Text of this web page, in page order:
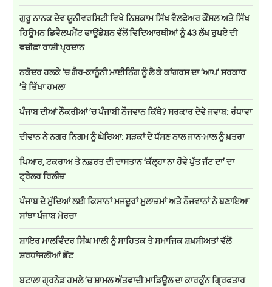
ਗੁਰੂ ਨਾਨਕ ਦੇਵ ਯੂਨੀਵਰਸਿਟੀ ਵਿਖੇ ਨਿਸ਼ਕਾਮ ਸਿੱਖ ਵੈਲਫੇਅਰ ਕੌਂਸਲ ਅਤੇ ਸਿੱਖ
ਹਿਊਮਨ ਡਿਵੈਲਪਮੈਂਟ ਫਾਊਂਡੇਸ਼ਨ ਵੱਲੋਂ ਵਿਦਿਆਰਥੀਆਂ ਨੂੰ 43 ਲੱਖ ਰੁਪਏ ਦੀ
ਵਜ਼ੀਫ਼ਾ ਰਾਸ਼ੀ ਪ੍ਰਦਾਨ
ਨਕੋਦਰ ਹਲਕੇ ’ਚ ਗੈਰ-ਕਾਨੂੰਨੀ ਮਾਈਨਿੰਗ ਨੂੰ ਲੈ ਕੇ ਕਾਂਗਰਸ ਦਾ ‘ਆਪ’ ਸਰਕਾਰ
’ਤੇ ਤਿੱਖਾ ਹਮਲਾ
ਪੰਜਾਬ ਦੀਆਂ ਨੌਕਰੀਆਂ ’ਚ ਪੰਜਾਬੀ ਨੌਜਵਾਨ ਕਿੱਥੇ? ਸਰਕਾਰ ਦੇਵੇ ਜਵਾਬ: ਰੰਧਾਵਾ
ਦੀਵਾਨ ਨੇ ਨਗਰ ਨਿਗਮ ਨੂੰ ਘੇਰਿਆ: ਸੜਕਾਂ ਦੇ ਧੱਸਣ ਨਾਲ ਜਾਨ-ਮਾਲ ਨੂੰ ਖ਼ਤਰਾ
ਪਿਆਰ, ਟਕਰਾਅ ਤੇ ਨਫ਼ਰਤ ਦੀ ਦਾਸਤਾਨ ‘ਕੱਲ੍ਹਾ ਨਾ ਹੋਵੇ ਪੁੱਤ ਜੱਟ ਦਾ’ ਦਾ
ਟ੍ਰੇਲਰ ਰਿਲੀਜ਼
ਪੰਜਾਬ ਦੇ ਮੁੱਦਿਆਂ ਲਈ ਕਿਸਾਨਾਂ ਮਜਦੂਰਾਂ ਮੁਲਾਜ਼ਮਾਂ ਅਤੇ ਨੌਜਵਾਨਾਂ ਨੇ ਬਣਾਇਆ
ਸਾਂਝਾ ਪੰਜਾਬ ਮੋਰਚਾ
ਸ਼ਾਇਰ ਮਾਲਵਿੰਦਰ ਸਿੰਘ ਮਾਲੀ ਨੂੰ ਸਾਹਿਤਕ ਤੇ ਸਮਾਜਿਕ ਸ਼ਖ਼ਸੀਅਤਾਂ ਵੱਲੋਂ
ਸ਼ਰਧਾਂਜਲੀਆਂ ਭੇਂਟ
ਬਟਾਲਾ ਗ੍ਰਨੇਡ ਹਮਲੇ ’ਚ ਸ਼ਾਮਲ ਅੱਤਵਾਦੀ ਮਾਡਿਊਲ ਦਾ ਕਾਰਕੁੰਨ ਗ੍ਰਿਫਤਾਰ